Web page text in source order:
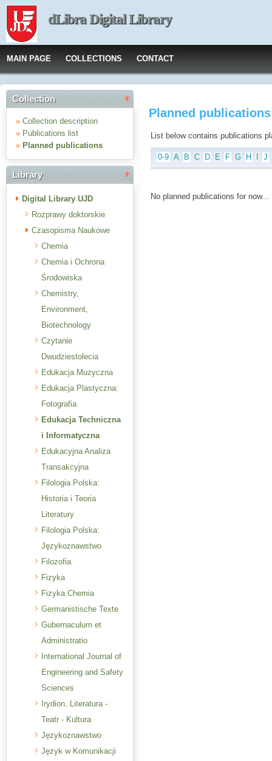
dLibra Digital Library
MAIN PAGE COLLECTIONS CONTACT
Collection
» Collection description
» Publications list
» Planned publications
Library
Digital Library UJD
Rozprawy doktorskie
Czasopisma Naukowe
Chemia
Chemia i Ochrona
Środowiska
Chemistry,
Environment,
Biotechnology
Czytanie
Dwudziestolecia
Edukacja Muzyczna
Edukacja Plastyczna:
Fotografia
Edukacja Techniczna
i Informatyczna
Edukacyjna Analiza
Transakcyjna
Filologia Polska:
Historia i Teoria
Literatury
Filologia Polska:
Językoznawstwo
Filozofia
Fizyka
Fizyka.Chemia
Germanistische Texte
Gubernaculum et
Administratio
International Journal of
Engineering and Safety
Sciences
Irydion. Literatura -
Teatr - Kultura
Językoznawstwo
Język w Komunikacji
Planned
List below contains publications
0-9 A B C D E F G H J
No planned publications for now...